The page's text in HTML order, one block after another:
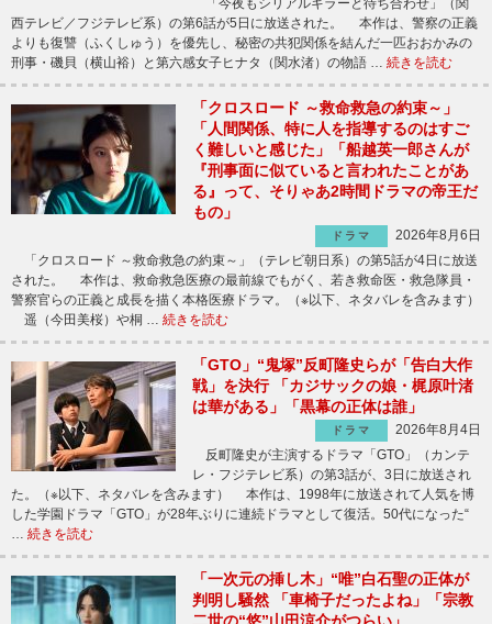
「今夜もシリアルキラーと待ち合わせ」（関
西テレビ／フジテレビ系）の第6話が5日に放送された。 本作は、警察の正義
よりも復讐（ふくしゅう）を優先し、秘密の共犯関係を結んだ一匹おおかみの
刑事・磯貝（横山裕）と第六感女子ヒナタ（関水渚）の物語 … 続きを読む
「クロスロード ～救命救急の約束～」
「人間関係、特に人を指導するのはすご
く難しいと感じた」「船越英一郎さんが
『刑事面に似ていると言われたことがあ
る』って、そりゃあ2時間ドラマの帝王だ
もの」
ドラマ
2026年8月6日
「クロスロード ～救命救急の約束～」（テレビ朝日系）の第5話が4日に放送
された。 本作は、救命救急医療の最前線でもがく、若き救命医・救急隊員・
警察官らの正義と成長を描く本格医療ドラマ。（※以下、ネタバレを含みます）
遥（今田美桜）や桐 … 続きを読む
「GTO」“鬼塚”反町隆史らが「告白大作
戦」を決行 「カジサックの娘・梶原叶渚
は華がある」「黒幕の正体は誰」
ドラマ
2026年8月4日
反町隆史が主演するドラマ「GTO」（カンテ
レ・フジテレビ系）の第3話が、3日に放送され
た。（※以下、ネタバレを含みます） 本作は、1998年に放送されて人気を博
した学園ドラマ「GTO」が28年ぶりに連続ドラマとして復活。50代になった“
… 続きを読む
「一次元の挿し木」“唯”白石聖の正体が
判明し騒然 「車椅子だったよね」「宗教